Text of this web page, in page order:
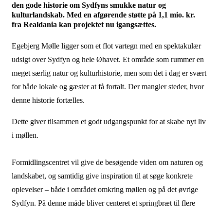
den gode historie om Sydfyns smukke natur og
kulturlandskab. Med en afgørende støtte på 1,1 mio. kr.
fra Realdania kan projektet nu igangsættes.
Egebjerg Mølle ligger som et flot vartegn med en spektakulær
udsigt over Sydfyn og hele Øhavet. Et område som rummer en
meget særlig natur og kulturhistorie, men som det i dag er svært
for både lokale og gæster at få fortalt. Der mangler steder, hvor
denne historie fortælles.
Dette giver tilsammen et godt udgangspunkt for at skabe nyt liv
i møllen.
Formidlingscentret vil give de besøgende viden om naturen og
landskabet, og samtidig give inspiration til at søge konkrete
oplevelser – både i området omkring møllen og på det øvrige
Sydfyn. På denne måde bliver centeret et springbræt til flere